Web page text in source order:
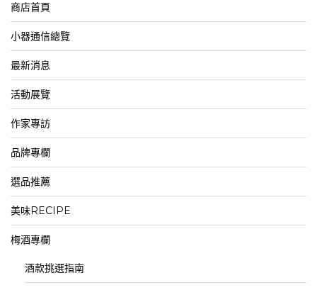
商店首頁
小器通信總覽
最新消息
活動展覽
作家專訪
品牌專欄
選品推薦
美味RECIPE
梅酒專欄
酒款挑選指南